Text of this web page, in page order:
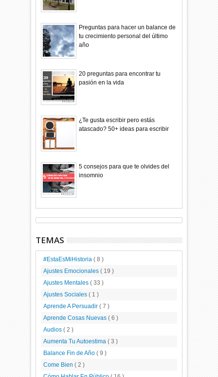
Preguntas para hacer un balance de
tu crecimiento personal del último
año
20 preguntas para encontrar tu
pasión en la vida
¿Te gusta escribir pero estás
atascado? 50+ ideas para escribir
5 consejos para que te olvides del
insomnio
TEMAS
#EstaEsMiHistoria( 8 )
Ajustes Emocionales( 19 )
Ajustes Mentales( 33 )
Ajustes Sociales( 1 )
Aprende A Persuadir( 7 )
Aprende Cosas Nuevas( 6 )
Audios( 2 )
Aumenta Tu Autoestima( 3 )
Balance Fin de Año( 9 )
Come Bien( 2 )